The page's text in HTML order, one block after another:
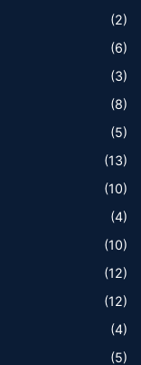
(2)
(6)
(3)
(8)
(5)
(13)
(10)
(4)
(10)
(12)
(12)
(4)
(5)